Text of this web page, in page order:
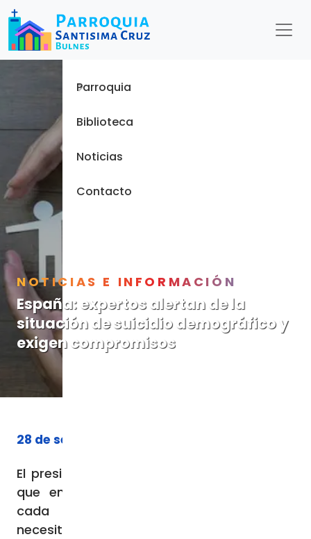
NOTICIAS E INFORMACIÓN
España: expertos alertan de la
situación de suicidio demográfico y
exigen compromisos
28 de septiembre de 2023
El presidente del IPF, Martínez-Aedo, indica
que en España se producen un divorcio
cada cinco minutos y alerta que se
necesitan más de 270.000 nacimientos
Menu
Inicio
Parroquia
Biblioteca
Noticias
Contacto